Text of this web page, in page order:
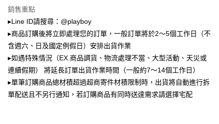
帳／街口支付／iPASS MONEY」等通路繳費。
【注意事項】
1.本服務係由「台灣大哥大股份有限公司」（以下簡稱本公司）所提供，讓
用戶於交易時，得透過本服務購買商品或服務，並由商店將買賣／分期付款
買賣價金債權讓與本公司後，依約使用本公司帳單繳交帳款。
2.基於同意付款使用「大哥付你分期」之契約關係目的，商店將以您的個人
資料（包含姓名、電話或地址）提供予台灣大哥大進項蒐集、處理及利用，
由本公司與您本人進行分期帳單所需資料之確認、核對及更正。
3.完整用戶服務條款，請詳閱以下連結：https://oppay.tw/userRule
萊爾富取貨付款
每筆NT$100，滿NT$900(含以上)免運費
付款後萊爾富取貨
7-11取貨付款
每筆NT$100，滿NT$900(含以上)免運費
銷售重點
▸Line ID請搜尋：@playboy
▸商品訂購後將立即處理您的訂單，一般訂單將於2～5個工作日（不
含週六、日及國定例假日）安排出貨作業
▸如遇特殊情況（EX.商品調貨、物流處理不當、大型活動、天災或
連續假期） 將延長訂單出貨作業時間（一般約7～14個工作日）
▸單筆訂購商品總材積超過超商寄件材積限制時，出貨將自動進行拆
單配送且不另行通知，若訂購商品有同時送達需求請選擇宅配